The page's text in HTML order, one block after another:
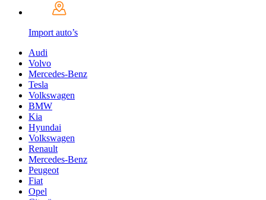
Import auto’s
Audi
Volvo
Mercedes-Benz
Tesla
Volkswagen
BMW
Kia
Hyundai
Volkswagen
Renault
Mercedes-Benz
Peugeot
Fiat
Opel